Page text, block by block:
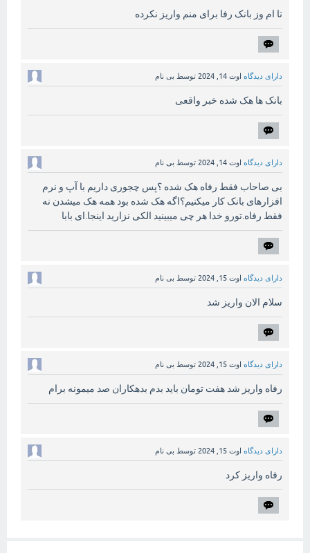
تا ام وز بانک رفا برای منم واریز نکرده
دارای دیدگاه اوت 14, 2024 توسط بی نام
بانک ها هک شده خبر واقعی
دارای دیدگاه اوت 14, 2024 توسط بی نام
بی صاحاب فقط رفاه هک شده ؟پس چجوری داریم با آپ و نرم
افزارهای بانک کار میکنیم؟اگه هک شده بود همه هک میشدن نه
فقط رفاه.تورو خدا هر چی میبینید الکی نزارید اینجا.ای بابا
دارای دیدگاه اوت 15, 2024 توسط بی نام
سلام الان واریز شد
دارای دیدگاه اوت 15, 2024 توسط بی نام
رفاه واریز شد هفت تومان باید بدم بدهکاران صد میمونه برام
دارای دیدگاه اوت 15, 2024 توسط بی نام
رفاه واریز کرد